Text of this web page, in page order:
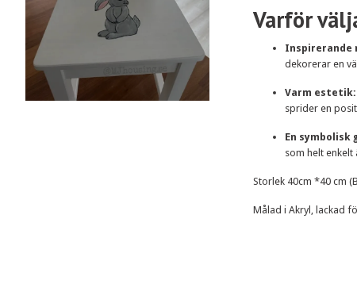
Varför
Inspirerande
dekorerar en
Varm estetik:
sprider en
En symbolisk
som helt enkelt
Storlek 40cm *40 cm
Målad i Akryl, lackad